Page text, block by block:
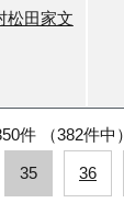
松田家文
件 （382件中）
35 36